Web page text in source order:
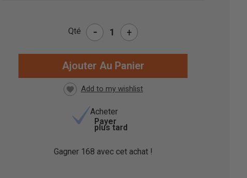
Qté - +
Acheter
Payer
plus tard
Gagner 168 avec cet achat !